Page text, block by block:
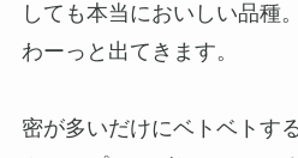
しても本当においしい品種
わーっと出てきます。
密が多いだけにベトベトす